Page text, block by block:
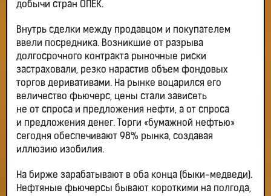
добычи стран ОПЕК.
Внутрь сделки между продавцом и покупателем
ввели посредника. Возникшие от разрыва
долгосрочного контракта рыночные риски
застраховали, резко нарастив объем фондовых
торгов деривативами. На рынке воцарился его
величество фьючерс, цены стали зависеть
не от спроса и предложения нефти, а от спроса
и предложения денег. Торги «бумажной нефтью»
сегодня обеспечивают 98% рынка, создавая
иллюзию изобилия.
На бирже зарабатывают в оба конца (быки-медведи).
Нефтяные фьючерсы бывают короткими на полгода,